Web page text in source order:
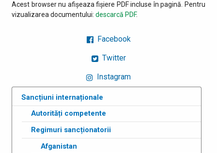
Acest browser nu afișeaza fișiere PDF incluse în pagină. Pentru
vizualizarea documentului: descarcă PDF.
Facebook
Twitter
Instagram
Sancțiuni internaționale
Autorități competente
Regimuri sancționatorii
Afganistan